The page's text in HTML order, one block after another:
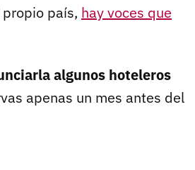
país, hay voces que
algunos hoteleros
apenas un mes antes del